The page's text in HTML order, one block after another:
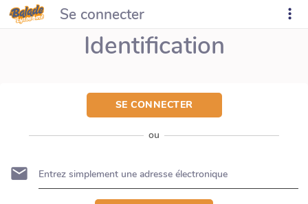
Se connecter
Identification
SE CONNECTER
ou